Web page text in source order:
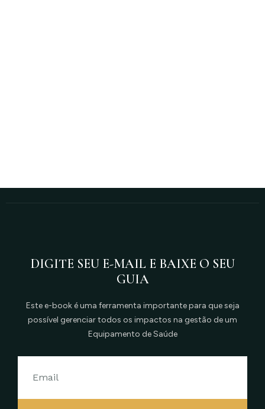
DIGITE SEU E-MAIL E BAIXE O SEU
GUIA
Este e-book é uma ferramenta importante para que seja
possível gerenciar todos os impactos na gestão de um
Equipamento de Saúde